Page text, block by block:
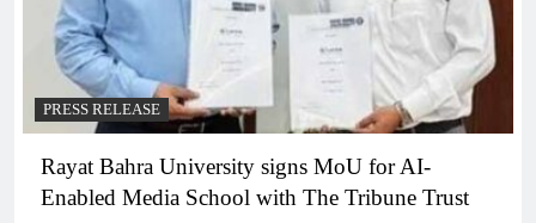
PRESS RELEASE
Rayat Bahra University signs MoU for AI-
Enabled Media School with The Tribune Trust